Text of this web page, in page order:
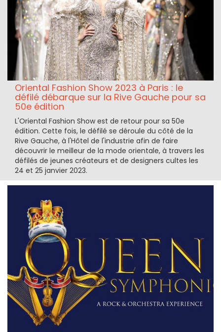
Oriental Fashion Show 2023 à Paris : le
défilé débarque sur la Rive Gauche pour sa
50e édition
L'Oriental Fashion Show est de retour pour sa 50e
édition. Cette fois, le défilé se déroule du côté de la
Rive Gauche, à l'Hôtel de l'industrie afin de faire
découvrir le meilleur de la mode orientale, à travers les
défilés de jeunes créateurs et de designers cultes les
24 et 25 janvier 2023.